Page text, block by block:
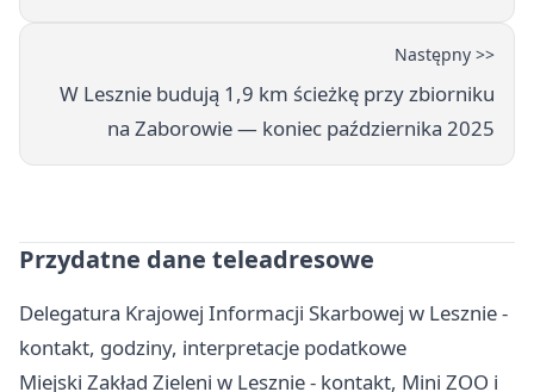
Następny >>
W Lesznie budują 1,9 km ścieżkę przy zbiorniku
na Zaborowie — koniec października 2025
Przydatne dane teleadresowe
Delegatura Krajowej Informacji Skarbowej w Lesznie -
kontakt, godziny, interpretacje podatkowe
Miejski Zakład Zieleni w Lesznie - kontakt, Mini ZOO i